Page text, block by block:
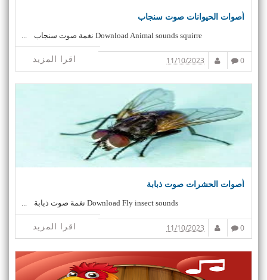
أصوات الحيوانات صوت سنجاب
Download Animal sounds squirre نغمة صوت سنجاب ...
اقرا المزيد 0
11/10/2023
أصوات الحشرات صوت ذبابة
Download Fly insect sounds نغمة صوت ذبابة ...
اقرا المزيد 0
11/10/2023